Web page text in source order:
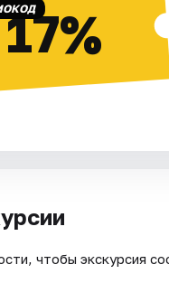
17%
чтобы экскурсия